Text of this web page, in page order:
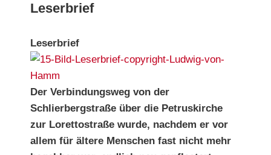
Leserbrief
Leserbrief
Der Verbindungsweg von der
Schlierbergstraße über die Petruskirche
zur Lorettostraße wurde, nachdem er vor
allem für ältere Menschen fast nicht mehr